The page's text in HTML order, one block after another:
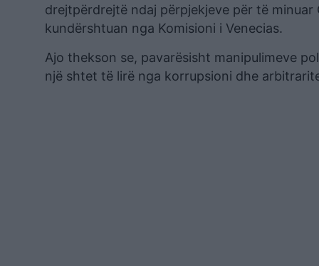
drejtpërdrejtë ndaj përpjekjeve për të
kundërshtuan nga Komisioni i Venecias.
Ajo thekson se, pavarësisht manipulimeve
një shtet të lirë nga korrupsioni dhe